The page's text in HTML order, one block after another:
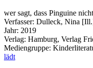
wer sagt, dass Pinguine
Verfasser: Dulleck, Nina
Jahr: 2019
Verlag: Hamburg, Verlag
Mediengruppe:
lädt